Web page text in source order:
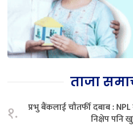
ताजा
१.
प्रभु बैंकलाई चौतर्फी दबाब :
निक्षेप पनि